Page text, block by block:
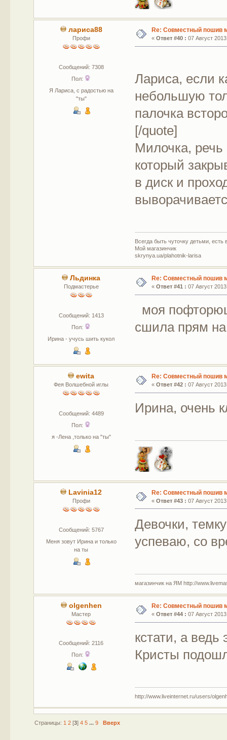
лариса88
Профи
Сообщений: 7308
Пол:
Я Лариса, с радостью на
"ты"
Re: Совместный пошив
« Ответ #40 : 07 Август
Лариса, если
небольшую
палочка
[/quote]
Милочка,
который
в диск и
Всегда быть чуточку детьми,
Мой магазинчик
skrynya.ua/plahotnik-larisa
Льдинка
Подмастерье
Сообщений: 1413
Пол:
Ирина - учусь шить кукол
Re: Совместный пошив
« Ответ #41 : 07 Август
моя
сшила прям
ewita
Фея Волшебной иглы
Сообщений: 4489
Пол:
я -Лена ,только на "ты"
Re: Совместный пошив
« Ответ #42 : 07 Август
Ирина, очень
Lavinia12
Профи
Сообщений: 5767
Меня зовут Ирина и только
на ты
Re: Совместный пошив
« Ответ #43 : 07 Август
Девочки,
успеваю, со
магазинчик на ЯМ http://
olgenhen
Мастер
Сообщений: 2116
Пол:
Re: Совместный пошив
« Ответ #44 : 07 Август
кстати, а
Кристы
http://www.liveinternet.ru/users/
Страницы: 1 2[3] 4 5 ... 9 Вверх